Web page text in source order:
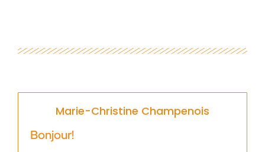
Marie-Christine Champenois
Bonjour!